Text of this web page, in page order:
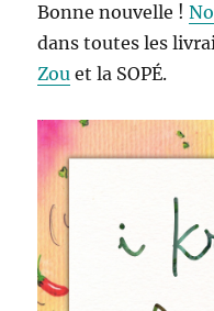
Bonne nouvelle !
dans toutes les
Zou et la SOPÉ.